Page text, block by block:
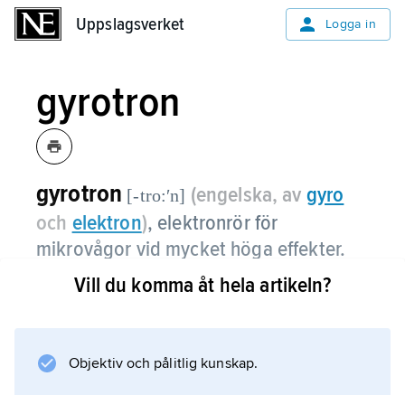
Uppslagsverket Logga in
gyrotron
gyrotron [-tro:ʹn] (engelska, av gyro
och elektron), elektronrör för
mikrovågor vid mycket höga effekter.
Gyrotron definierades 1967 i ett sovjetiskt
transversella rörelse till vågor genom
Vill du komma åt hela artikeln?
Objektiv och pålitlig kunskap.